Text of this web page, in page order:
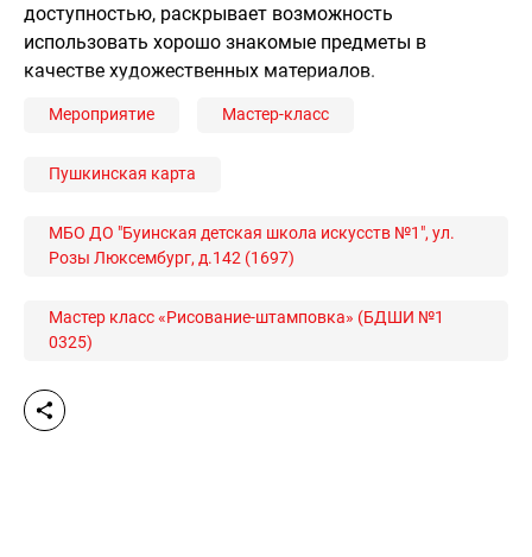
доступностью, раскрывает возможность
использовать хорошо знакомые предметы в
качестве художественных материалов.
Мероприятие Мастер-класс
Пушкинская карта
МБО ДО "Буинская детская школа искусств №1", ул.
Розы Люксембург, д.142 (1697)
Мастер класс «Рисование-штамповка» (БДШИ №1
0325)